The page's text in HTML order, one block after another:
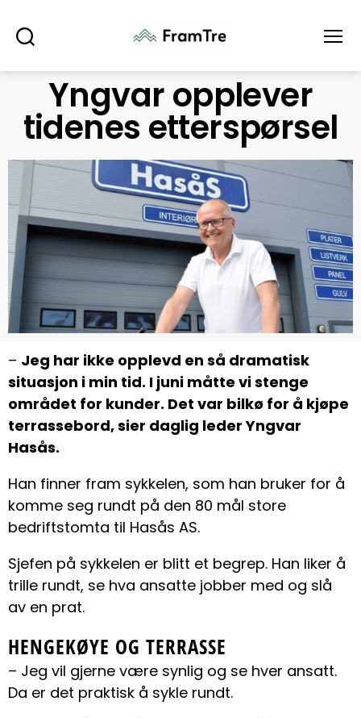
Yngvar opplever
tidenes etterspørsel
– Jeg har ikke opplevd en så dramatisk
situasjon i min tid. I juni måtte vi stenge
området for kunder. Det var bilkø for å kjøpe
terrassebord, sier daglig leder Yngvar
Hasås.
Han finner fram sykkelen, som han bruker for å
komme seg rundt på den 80 mål store
bedriftstomta til Hasås AS.
Sjefen på sykkelen er blitt et begrep. Han liker å
trille rundt, se hva ansatte jobber med og slå
av en prat.
HENGEKØYE OG TERRASSE
– Jeg vil gjerne være synlig og se hver ansatt.
Da er det praktisk å sykle rundt.